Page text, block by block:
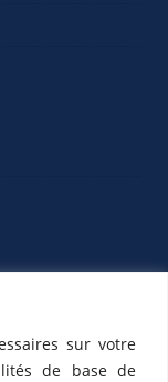
sur votre
de base de
Espagne |